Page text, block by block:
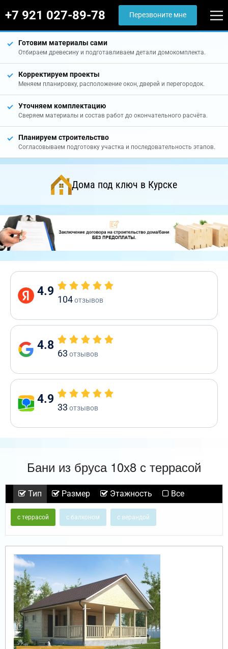
+7 921 027-89-78 Перезвоните мне
Готовим материалы сами
Отбираем древесину и подготавливаем детали домокомплекта.
Корректируем проекты
Меняем планировку, расположение окон, дверей и перегородок.
Уточняем комплектацию
Сверяем материалы и состав работ до окончательного расчёта.
Планируем строительство
Согласовываем подготовку участка и последовательность этапов.
Дома под ключ в Курске
4.9
104отзывов
4.8
63 отзывов
4.9
33 отзывов
Бани из бруса 10х8 с террасой
Тип Размер Этажность Все
с террасой с балконом с верандой